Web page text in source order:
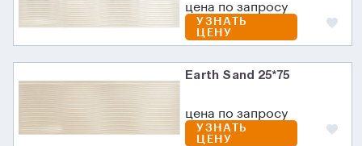
цена по запросу
УЗНАТЬ
ЦЕНУ
Earth Sand 25*75
цена по запросу
УЗНАТЬ
ЦЕНУ